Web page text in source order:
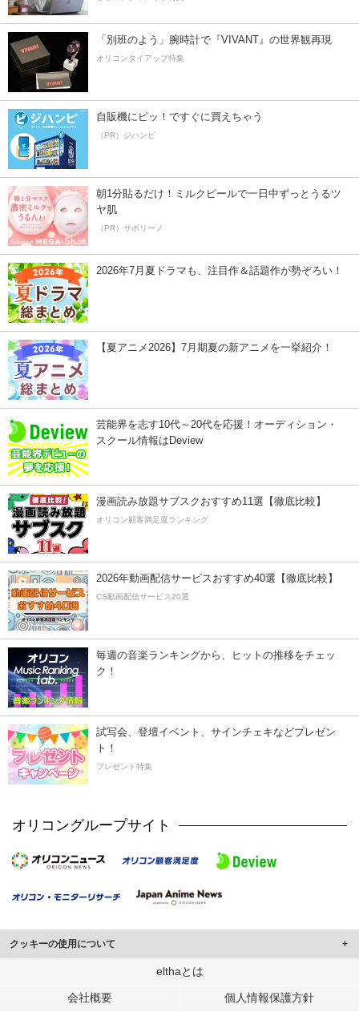
「別班のよう」腕時計で『VIVANT』の世界観再現
オリコンタイアップ特集
自販機にピッ！ですぐに買えちゃう
（PR）ジハンピ
朝1分貼るだけ！ミルクピールで一日中ずっとうるツ
ヤ肌
（PR）サボリーノ
2026年7月夏ドラマも、注目作＆話題作が勢ぞろい！
【夏アニメ2026】7月期夏の新アニメを一挙紹介！
芸能界を志す10代～20代を応援！オーディション・
スクール情報はDeview
漫画読み放題サブスクおすすめ11選【徹底比較】
オリコン顧客満足度ランキング
2026年動画配信サービスおすすめ40選【徹底比較】
CS動画配信サービス20選
毎週の音楽ランキングから、ヒットの推移をチェッ
ク！
試写会、登壇イベント、サインチェキなどプレゼン
ト！
プレゼント特集
オリコングループサイト
クッキーの使用について
このサイトでは Cookie を使用して、ユーザーに合わせたコンテンツや広告の
行っています。
elthaとは
会社概要 個人情報保護方針